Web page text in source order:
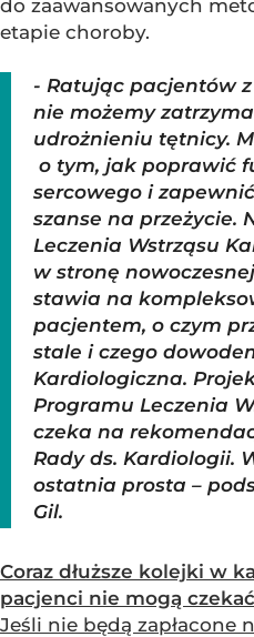
do zaawansowanych
etapie choroby.
- Ratując pacjentów z
nie możemy
udrożnieniu tętnicy.
o tym, jak poprawić
sercowego i
szanse na przeżycie.
Leczenia Wstrząsu
w stronę
stawia na
pacjentem, o czym
stale i czego
Kardiologiczna.
Programu Leczenia
czeka na
Rady ds. Kardiologii.
ostatnia prosta –
Gil.
Coraz dłuższe kolejki w
pacjenci nie mogą czekać
Jeśli nie będą zapłacone